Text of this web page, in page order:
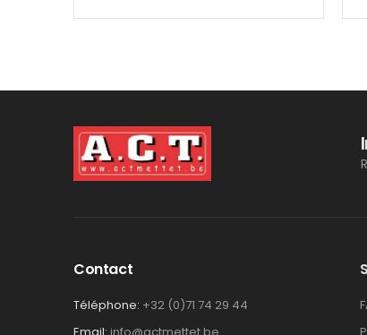
Contact
Téléphone: +32 (0)71 74 29 44
Email: info@actmettet.be